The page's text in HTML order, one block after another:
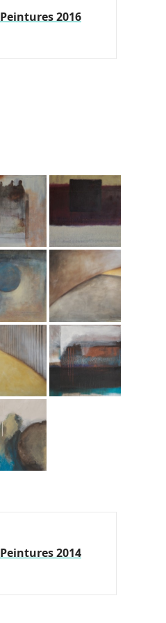
Peintures 2016
Peintures 2014